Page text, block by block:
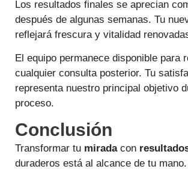
Los resultados finales se aprecian
después de algunas semanas. Tu
reflejará frescura y vitalidad
El equipo permanece disponible para
cualquier consulta posterior. Tu
representa nuestro principal objetivo
proceso.
Conclusión
Transformar tu miradacon
duraderos está al alcance de tu